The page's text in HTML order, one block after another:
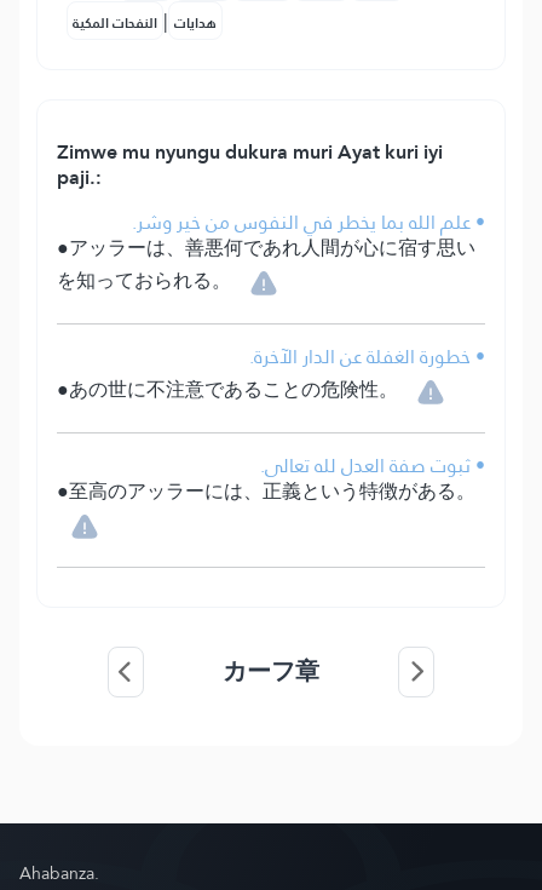
النفحات المكية | هدايات
Zimwe mu nyungu dukura muri Ayat kuri iyi
paji.:
• علم الله بما يخطر في النفوس من خير وشر.
●アッラーは、善悪何であれ人間が心に宿す思い
を知っておられる。
• خطورة الغفلة عن الدار الآخرة.
●あの世に不注意であることの危険性。
• ثبوت صفة العدل لله تعالى.
●至高のアッラーには、正義という特徴がある。
カーフ章
Ahabanza.